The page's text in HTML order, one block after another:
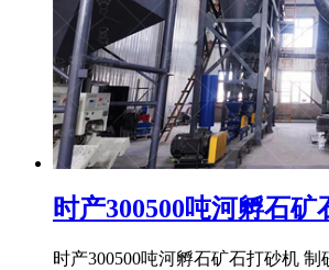
时产300500吨河孵石矿
时产300500吨河孵石矿石打砂机